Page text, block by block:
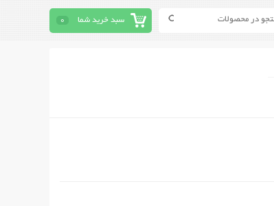
سبد خرید شما 0